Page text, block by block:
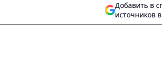
Добавить в
источников